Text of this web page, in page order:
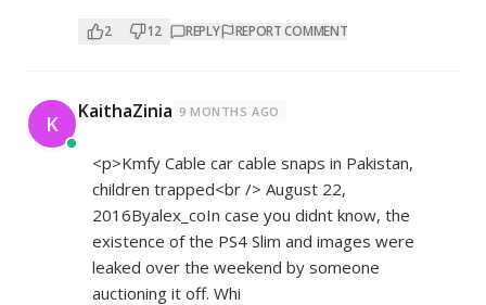
2 12 REPLY REPORT COMMENT
K KaithaZinia 9 MONTHS AGO
<p>Kmfy Cable car cable snaps in Pakistan,
children trapped<br /> August 22,
2016Byalex_coIn case you didnt know, the
existence of the PS4 Slim and images were
leaked over the weekend by someone
auctioning it off. Whi